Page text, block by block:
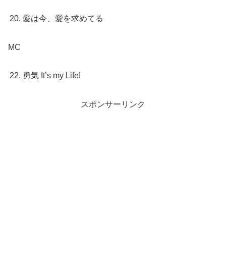
愛は今、愛を求めてる
MC
勇気 It’s my Life!
スポンサーリンク